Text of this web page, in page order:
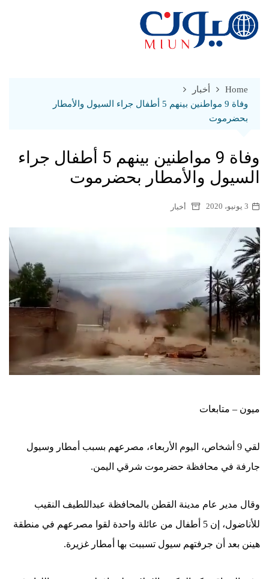
content
Home
أخبار
وفاة 9 مواطنين بينهم 5 أطفال جراء السيول والأمطار
بحضرموت
وفاة 9 مواطنين بينهم 5 أطفال جراء
السيول والأمطار بحضرموت
3 يونيو، 2020 أخبار
ميون – متابعات
لقي 9 أشخاص، اليوم الأربعاء، مصرعهم بسبب أمطار وسيول
جارفة في محافظة حضرموت شرقي اليمن.
وقال مدير عام مدينة القطن بالمحافظة عبداللطيف النقيب
للأناضول، إن 5 أطفال من عائلة واحدة لقوا مصرعهم في منطقة
هينن بعد أن جرفتهم سيول تسببت بها أمطار غزيرة.